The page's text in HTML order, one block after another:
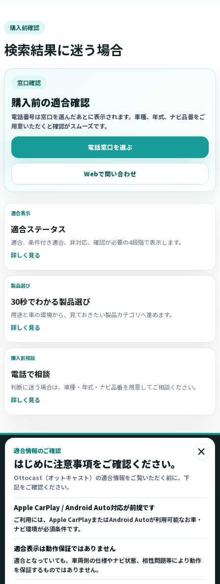
購入前確認
検索結果に迷う場合
窓口確認
購入前の適合確認
電話番号は窓口を選んだあとに表示されます。車種、年式、ナビ品番をご
用意いただくと確認がスムーズです。
電話窓口を選ぶ
Webで問い合わせ
適合表示
適合ステータス
適合、条件付き適合、非対応、確認が必要の4段階で表示します。
詳しく見る
製品選び
30秒でわかる製品選び
用途と車の環境から、見ておきたい製品カテゴリへ進めます。
詳しく見る
購入前相談
電話で相談
判断に迷う場合は、車種・年式・ナビ品番を用意してご相談ください。
詳しく見る
×
適合情報のご確認
はじめに注意事項をご確認ください。
Ottocast（オットキャスト）の適合情報をご覧いただく前に、下
記をご確認ください。
Apple CarPlay / Android Auto対応が前提です
ご利用には、Apple CarPlayまたはAndroid Autoが利用可能なお車・
ナビ環境が必須条件です。
適合表示は動作保証ではありません
適合となっていても、車両側の仕様やナビ状態、相性問題等により動作
を保証するものではありません。
Ottocast
オットキャスト
Ottocast正規販売代理店 Azgate株式会社
Ottocast（オットキャスト）の製品情報、車種適
合、サポート情報を日本国内向けに整理してご案内し
ます。
正規販売代理店 車種適合情報 国内サポート窓口
製品を探す